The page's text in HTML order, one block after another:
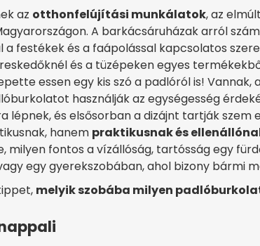
az otthonfelújítási munkálatok, az
A barkácsáruházak arról
a festékek és a faápolással kapcsolatos
és a tüzépeken egyes
essen egy kis szó a padlóról is! Vannak,
használják az egységesség
lépnek, és elsősorban a dizájnt tartják szem
hanem praktikusnak és
milyen fontos a vízállóság, tartósság egy
egy gyerekszobában, ahol bizony bármi
melyik szobába milyen